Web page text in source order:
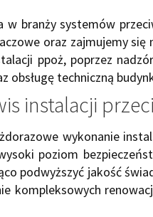
w branży systemów
oraz zajmujemy
ppoż, poprzez
obsługę techniczną
instalacji
wykonanie
poziom
podwyższyć jakość
kompleksowych